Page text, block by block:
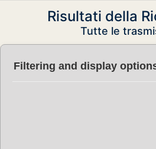
Risultati della
Tutte le
Filtering and display